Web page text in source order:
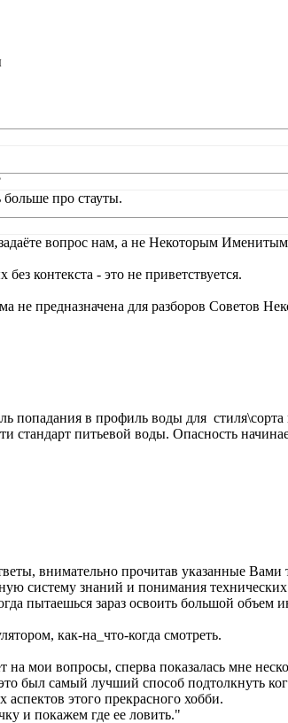
больше про стауты.
вопрос нам, а не Некоторым
контекста - это не приветствуется.
предназначена для разборов Советов
попадания в профиль воды для стиля\сорта
стандарт питьевой воды. Опасность
внимательно прочитав указанные Вами
систему знаний и понимания
пытаешься зараз освоить большой объем
как-на_что-когда смотреть.
мои вопросы, сперва показалась мне
был самый лучший способ подтолкнуть
этого прекрасного хобби.
и покажем где ее ловить."